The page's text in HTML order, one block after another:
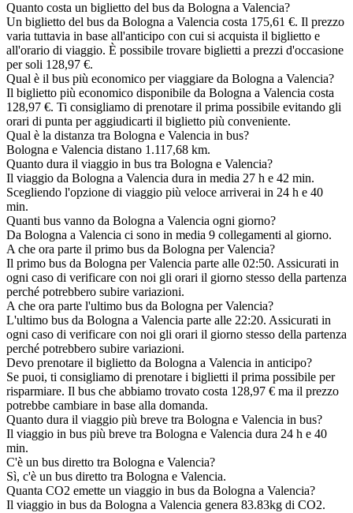
Quanto costa un biglietto del bus da Bologna a Valencia?
Un biglietto del bus da Bologna a Valencia costa 175,61 €. Il prezzo
varia tuttavia in base all'anticipo con cui si acquista il biglietto e
all'orario di viaggio. È possibile trovare biglietti a prezzi d'occasione
per soli 128,97 €.
Qual è il bus più economico per viaggiare da Bologna a Valencia?
Il biglietto più economico disponibile da Bologna a Valencia costa
128,97 €. Ti consigliamo di prenotare il prima possibile evitando gli
orari di punta per aggiudicarti il biglietto più conveniente.
Qual è la distanza tra Bologna e Valencia in bus?
Bologna e Valencia distano 1.117,68 km.
Quanto dura il viaggio in bus tra Bologna e Valencia?
Il viaggio da Bologna a Valencia dura in media 27 h e 42 min.
Scegliendo l'opzione di viaggio più veloce arriverai in 24 h e 40
min.
Quanti bus vanno da Bologna a Valencia ogni giorno?
Da Bologna a Valencia ci sono in media 9 collegamenti al giorno.
A che ora parte il primo bus da Bologna per Valencia?
Il primo bus da Bologna per Valencia parte alle 02:50. Assicurati in
ogni caso di verificare con noi gli orari il giorno stesso della partenza
perché potrebbero subire variazioni.
A che ora parte l'ultimo bus da Bologna per Valencia?
L'ultimo bus da Bologna a Valencia parte alle 22:20. Assicurati in
ogni caso di verificare con noi gli orari il giorno stesso della partenza
perché potrebbero subire variazioni.
Devo prenotare il biglietto da Bologna a Valencia in anticipo?
Se puoi, ti consigliamo di prenotare i biglietti il prima possibile per
risparmiare. Il bus che abbiamo trovato costa 128,97 € ma il prezzo
potrebbe cambiare in base alla domanda.
Quanto dura il viaggio più breve tra Bologna e Valencia in bus?
Il viaggio in bus più breve tra Bologna e Valencia dura 24 h e 40
min.
C'è un bus diretto tra Bologna e Valencia?
Sì, c'è un bus diretto tra Bologna e Valencia.
Quanta CO2 emette un viaggio in bus da Bologna a Valencia?
Il viaggio in bus da Bologna a Valencia genera 83.83kg di CO2.